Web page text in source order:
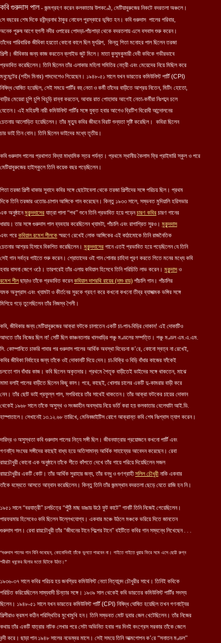
কবি গুরুদাস পাল- জন্মগ্রহণ করেন কলকাতার উপকণ্ঠে, মেটিয়াবুরুজের নিকটে বদরতলা অঞ্চলে।
সে বছরের শেষ দিকে রবীন্দ্রনাথ ঠাকুর নোবেল পুরস্কারে ভূষিত হন। কবি গুরুদাস পালের পরিবার,
অনেক পুরুষ আগে হুগলী নদীর ওপারের পোদড়া-পাঁচপাড়া থেকে বদরতলায় এসে বসবাস শুরু করেন।
তাঁদের পারিবারিক জীবিকা হয়তো কোনো কালে ছিল মৃৎশিল্প, কিন্তু পিতা মনোহর পাল ছিলেন তরজা
শিল্পী। জীবিকার জন্য কাজ করতেন ক্লাইভ জুট মিলে। মাতা কুসুমকুমারী দেবী কবিকে গভীরভাবে
প্রভাবিত করেছিলেন। তিনি ছিলেন তাঁর এলাকার মহিলা সমিতির নেত্রী এবং মেয়েদের নিয়ে মিছিল করে
মনুমেন্টের (শহীদ মিনার) পাদদেশেও গিয়েছেন। ১৯৪৮-৫১ সালে যখন ভারতের কমিউনিস্ট পার্টি (CPI)
নিষিদ্ধ ঘোষিত হয়েছিল, সেই সময়ে পার্টির বহু নেতা ও কর্মী তাঁদের বাড়ীতে আশ্রয় নিতেন, মিটিং হোতো,
বাড়ীর মেয়েরা চুপি চুপি খিচুড়ি রান্না করতেন, আবার রাত পোহাবার আগেই নেতা-কর্মীরা নিঃশব্দে চলে
যেতেন। এই মহিয়সী নারী কমিউনিস্ট পার্টির সঙ্গে যুক্ত হবার আগেও ব্রিটিশ বিরোধী আন্দোলনের
চেতনায় আলোড়িত হয়েছিলেন। তাঁর মৃত্যু কবির জীবনে বিরাট শুন্যতা সৃষ্টি করেছিল। কবিরা ছিলেন
চার ভাই তিন বোন। তিনি ছিলেন ভাইদের মধ্যে তৃতীয়।
কবি গুরুদাস পালের প্রথাগত বিদ্যা মাধ্যমিক স্তর পর্যন্ত। প্রথমে স্থানীয় কৈলাস ফ্রি প্রাইমারি স্কুল ও পরে
মেটিয়াবুরুজের হাইস্কুলে তিনি কয়েক বছর পড়েছিলেন।
পিতা তরজা শিল্পী থাকার সুবাদে কবির সঙ্গে ছোটোবেলা থেকে তরজা শিল্পীদের সঙ্গে পরিচয় ছিল। প্রথম
দিকে তিনি তরজার ওতোর-চাপান আঙ্গিকে গান করেছেন। কিন্তু ১৯৩৩ সালে, সম্ভবত মুদিয়ালি হরিসভার
এক অনুষ্ঠানেমুকুন্দদাসের যাত্রা পালা “পথ” শুনে তিনি প্রভাবিত হয়ে পড়েনচারণ কবির চারণ গানের
ধারায়। তার সঙ্গে গুরুদাস পাল ব্যবহার করেছিলেন খ্যামটা, পাঁচালি এবং রাগাশ্রিত সুরও। মুকুন্দদাস
এবং পরে কবিয়াল রমেশ শীলকেস্মরণে রেখেই লোক আঙ্গিকের এই কাঠামোকে তিনি রাজনৈতিক
চেতনার আশ্রয় হিসাবে বিকশিত করেছিলেন। মুকুন্দদাসের গানে এতই প্রভাবিত হয়ে পড়েছিলেন যে তিনি
সেই গান সর্বত্র গাইতে শুরু করেন। শ্রোতাদের ওই গান শোনার চাহিদা পূরণ করতে গিতে মনের মধ্যে কবি
হবার বাসনা জেগে ওঠে। তারপরেই তাঁর এলায় কবিয়াল হিসেবে তিনি পরিচিতি লাভ করেন। মুকুন্দাস ও
রমেশ শীল ছাড়াও তাঁকে প্রভাবিত করেনকবিয়াল দাশরথি রায়ের (দাশু রায়) পাঁচালি গান। পাঁচালির
যমক অনুপ্রাস এবং খ্যামটা ও কীর্তনের সুরকে গ্রহণ করে কখনো কখনো তীব্র ব্যাঙ্গাত্মক ভঙ্গির সঙ্গে
মিশিয়ে গড়ে তুলেছিলেন তাঁর নিজস্ব শৈলী।
কবি, জীবিকার জন্য মেটিয়াবুরুজের আক্রা ফটকে চালাতেন একটি চা-পান-বিড়ির দোকান! এই দোকাটিও
আদতে তাঁর নিজের ছিল না! সেটি ছিল কাঞ্চনতলার খালধাড়ির পঞ্চু মণ্ডলের সম্পত্তি। পঞ্চু মণ্ডল এম.এ.এম.
সি. কোম্পানিতে চাকরি পাবার পর গুরুদাস পালের আর্থিক অবস্থা বিবেচনা ক’রে, কোনো স্বত্ব না রেখেই,
কবির জীবিকা নির্বাহের জন্য তাঁকে ওই দোকানটি দিয়ে দেন। চা-বিক্রি ও বিড়ি বাঁধার কাজের ফাঁকেই
চলতো গান বাঁধার কাজ। কবি ছিলেন অকৃতদার। প্রথমে পৈতৃক বাড়ীতেই ভাইদের সঙ্গে থাকতেন, মাঝে
মামা বলাই পালের বাড়ীতে ছিলেন কিছু কাল। পরে, কাছেই, খোলার চালের একটি দু-কামরার বাড়ী করে
নেন। তাঁর ছোট ভাই প্রফুল্ল পাল, সপরিবারে তাঁর সাথেই থাকতেন। তাঁর আক্রা ফটকের চায়ের দোকান
থেকেই ১৯৬৮ সালে তাঁকে অসুস্থ ও সংজ্ঞাহীন অবস্থায় নিয়ে ভর্তি করা হয় কলকাতার বেলেঘাটা আই.ডি.
হাস্পাতালে। সেখানেই ১৩.১২.৬৮ তারিখে, মেনিনজাইটিস রোগে আক্রান্ত কবি শেষ নিঃশ্বাস ত্যাগ করেন।
দারিদ্র ও অসুস্থতা কবি গুরুদাস পালের নিত্য সঙ্গী ছিল। জীবনযাত্রার প্রয়োজনে কখনো পার্টি এবং
গণনাট্য সংঘের সঙ্গীদের কাছেই বাধ্য হয়ে অতিসামান্য আর্থিক সাহায্যের আবেদন করেছেন। রেবা
রায়চৌধুরী কোনো এক অনুষ্ঠানে তাঁকে শীতে কাঁপতে দেখে তাঁর গায়ে পরিয়ে দিয়েছিলেন সজল
রায়চৌধুরীর একটি কোট। তাঁর আর্থিক সুরাহার জন্য, তাঁর বন্ধু ও গুণগ্রাহীসলিল চৌধুরীনাকি একবার
তাঁকে বম্বেতে আসতে আহ্বান করেছিলেন। কিন্তু তিনি তাঁর জন্মস্থান বদরতলা ছেড়ে যেতে রাজি হন নি।
১৯৫১ সালে “বরযাত্রী” চলচিত্রে “পুঁঠি মাছ ডাঙায় উঠে ফুট কাটে” গানটি তিনি নিজেই গেয়েছিলেন।
পারফরমার হিসেবেও কবি ছিলেন উল্লেখযোগ্য। একবার মঞ্চে উঠলে মঞ্চকে ভরিয়ে দিতে জানতেন
গুরুদাস পাল। রেবা রায়চৌধুরী তাঁর “জীবনের টানে শিল্পের টানে” বইটিতে কবির গান সম্বন্ধে লিখেছেন . . .
“গুরুদাস পালের গান যিনি শুনেছেন, কোনোদিনই তাঁকে ভুলতে পারবেন না। গাইতে গাইতে ধুয়ায় ফিরে সমে এসে ছোট্ট রুগ্ন
শরীরটা ধনুকের ছিলার মতো ছিটকে উঠত।”
১৯৩৬-৩৭ সালে কবির পরিচয় হয় জনপ্রিয় কমিউনিস্ট নেতা নিত্যানন্দ চৌধুরীর সাথে। তিনিই কবিকে
পরিচিত করিয়েছিলেন সাম্যবাদী চিন্তার সঙ্গে। ১৯৩৯ সাল থেকেই কবি ভারতের কমিউনিস্ট পার্টির সদস্য
ছিলেন। ১৯৪৮-৫১ সালে যখন ভারতের কমিউনিস্ট পার্টি (CPI) নিষিদ্ধ ঘোষিত হয়েছিল তখন গণনাট্যের
শিল্পীরাও ক্রমশ কঠিন পরিস্থিতির মুখোমুখি হন। তিনি সম্ভবত মোট দুবার জেল খেটেছিলেন। তাঁর নিজের
কথায় তাঁর একটি যাত্রার নাটক লেখার পরে সেটা অভিনিত হবার পর দিনই কংগ্রেস সরকার তাঁকে জেলে
বন্দী করে। ছাড়া পান ১৯৪৮ সালের নভেম্বর মাসে। সেই সময়ে তিনি আত্মগোপন ক’রে “সনাতন মণ্ডল”